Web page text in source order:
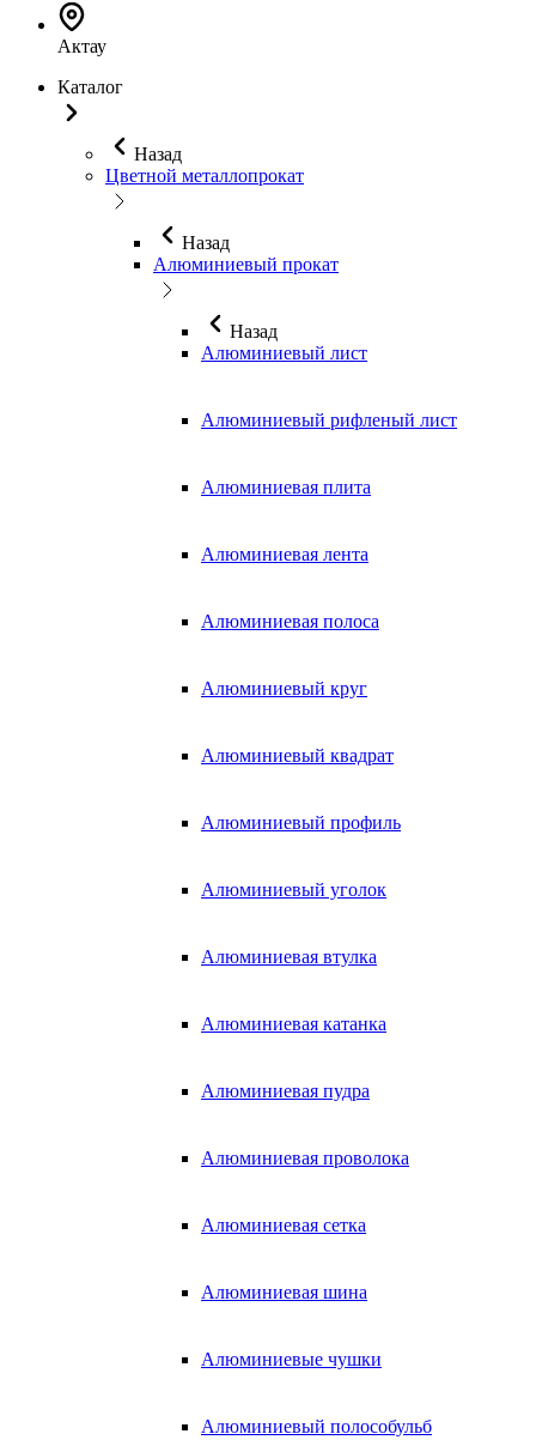
Актау
Каталог
Назад
Цветной металлопрокат
Назад
Алюминиевый прокат
Назад
Алюминиевый лист
Алюминиевый рифленый лист
Алюминиевая плита
Алюминиевая лента
Алюминиевая полоса
Алюминиевый круг
Алюминиевый квадрат
Алюминиевый профиль
Алюминиевый уголок
Алюминиевая втулка
Алюминиевая катанка
Алюминиевая пудра
Алюминиевая проволока
Алюминиевая сетка
Алюминиевая шина
Алюминиевые чушки
Алюминиевый полособульб